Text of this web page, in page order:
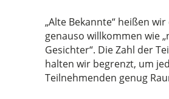
„Alte Bekannte“ heißen wir
genauso willkommen wie
Gesichter“. Die Zahl der
halten wir begrenzt, um
Teilnehmenden genug